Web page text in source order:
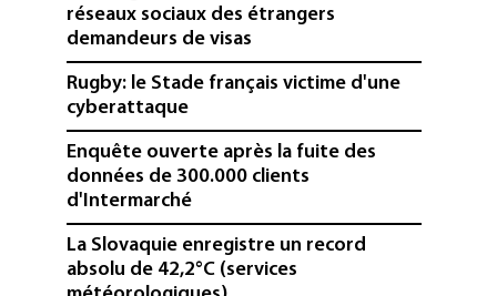
réseaux sociaux des étrangers
demandeurs de visas
Rugby: le Stade français victime d'une
cyberattaque
Enquête ouverte après la fuite des
données de 300.000 clients
d'Intermarché
La Slovaquie enregistre un record
absolu de 42,2°C (services